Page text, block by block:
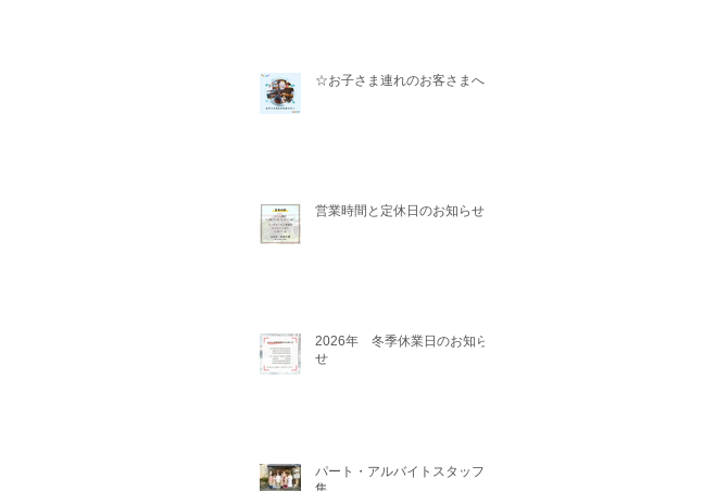
☆お子さま連れのお客さまへ☆
営業時間と定休日のお知らせ
2026年 冬季休業日のお知ら
せ
パート・アルバイトスタッフ募